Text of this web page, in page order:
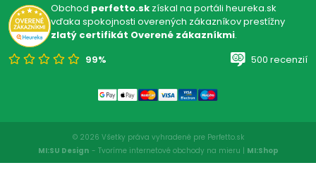
Obchod perfetto.skzískal na portáli heureka.sk
vďaka spokojnosti overených zákazníkov prestížny
zlatý certifikát Overené zákazníkmi.
99%
500 recenzií
© 2026 Všetky práva vyhradené pre Perfetto.sk
MI:SU Design - Tvoríme internetové obchody na mieru | MI:Shop